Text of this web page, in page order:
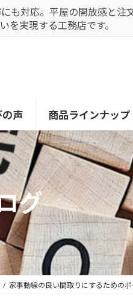
も対応。平屋の開放感と注
を実現する工務店です。
声 商品ラインナップ
グ
家事動線の良い間取りにするための